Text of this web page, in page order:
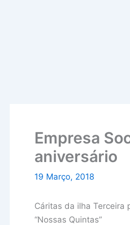
Empresa
aniversário
19 Março, 2018
Cáritas da ilha Terceira
“Nossas Quintas”